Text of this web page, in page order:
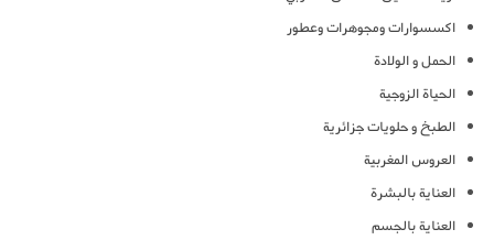
اكسسوارات ومجوهرات وعطور
الحمل و الولادة
الحياة الزوجية
الطبخ و حلويات جزائرية
العروس المغربية
العناية بالبشرة
العناية بالجسم